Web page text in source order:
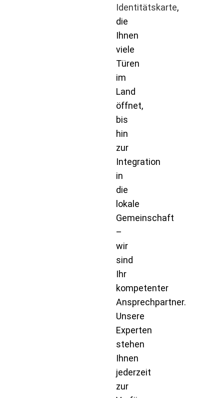
Identitätskarte,
die
Ihnen
viele
Türen
im
Land
öffnet,
bis
hin
zur
Integration
in
die
lokale
Gemeinschaft
–
wir
sind
Ihr
kompetenter
Ansprechpartner.
Unsere
Experten
stehen
Ihnen
jederzeit
zur